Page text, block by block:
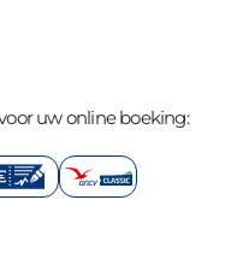
uw online boeking: